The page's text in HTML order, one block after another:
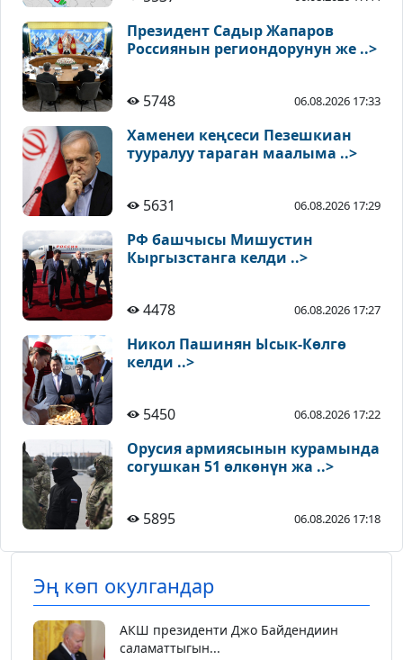
Президент Садыр Жапаров
Россиянын региондорунун же ..>
5748 06.08.2026 17:33
Хаменеи кеңсеси Пезешкиан
тууралуу тараган маалыма ..>
5631 06.08.2026 17:29
РФ башчысы Мишустин
Кыргызстанга келди ..>
4478 06.08.2026 17:27
Никол Пашинян Ысык-Көлгө
келди ..>
5450 06.08.2026 17:22
Орусия армиясынын курамында
согушкан 51 өлкөнүн жа ..>
5895 06.08.2026 17:18
Эң көп окулгандар
АКШ президенти Джо Байдендиин
саламаттыгын...